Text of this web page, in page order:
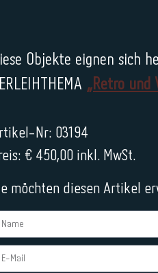
Objekte eignen sich
„Retro und
Nr: 03194
€ 450,00 inkl. MwSt.
möchten diesen Artikel